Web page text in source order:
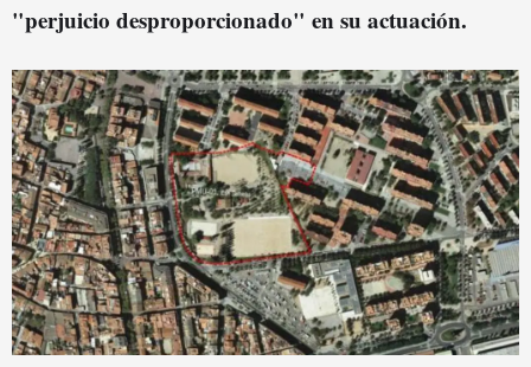
"perjuicio desproporcionado" en su actuación.